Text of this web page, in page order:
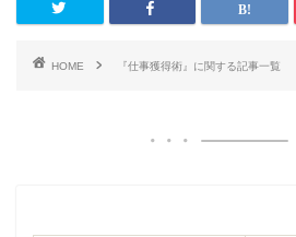
HOME 『仕事獲得術』に関する記事一覧